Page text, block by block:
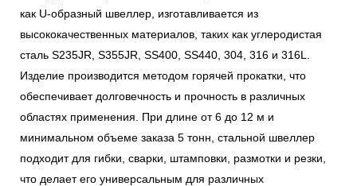
как U-образный швеллер, изготавливается из
высококачественных материалов, таких как углеродистая
сталь S235JR, S355JR, SS400, SS440, 304, 316 и 316L.
Изделие производится методом горячей прокатки, что
обеспечивает долговечность и прочность в различных
областях применения. При длине от 6 до 12 м и
минимальном объеме заказа 5 тонн, стальной швеллер
подходит для гибки, сварки, штамповки, размотки и резки,
что делает его универсальным для различных